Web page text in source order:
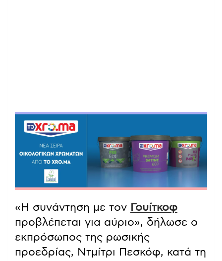
«Η συνάντηση με τον Γουίτκοφ
προβλέπεται για αύριο», δήλωσε ο
εκπρόσωπος της ρωσικής
προεδρίας, Ντμίτρι Πεσκόφ, κατά τη